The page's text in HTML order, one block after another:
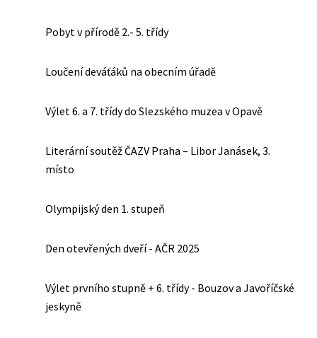
Pobyt v přírodě 2.- 5. třídy
Loučení deváťáků na obecním úřadě
Výlet 6. a 7. třídy do Slezského muzea v Opavě
Literární soutěž ČAZV Praha – Libor Janásek, 3.
místo
Olympijský den 1. stupeň
Den otevřených dveří - AČR 2025
Výlet prvního stupně + 6. třídy - Bouzov a Javoříčské
jeskyně